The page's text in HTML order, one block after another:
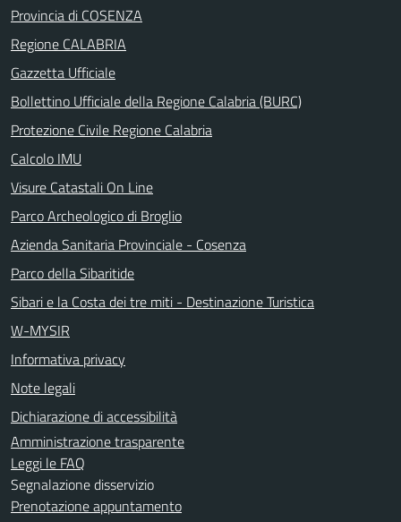
Provincia di COSENZA
Regione CALABRIA
Gazzetta Ufficiale
Bollettino Ufficiale della Regione Calabria (BURC)
Protezione Civile Regione Calabria
Calcolo IMU
Visure Catastali On Line
Parco Archeologico di Broglio
Azienda Sanitaria Provinciale - Cosenza
Parco della Sibaritide
Sibari e la Costa dei tre miti - Destinazione Turistica
W-MYSIR
Informativa privacy
Note legali
Dichiarazione di accessibilità
Amministrazione trasparente
Leggi le FAQ
Segnalazione disservizio
Prenotazione appuntamento